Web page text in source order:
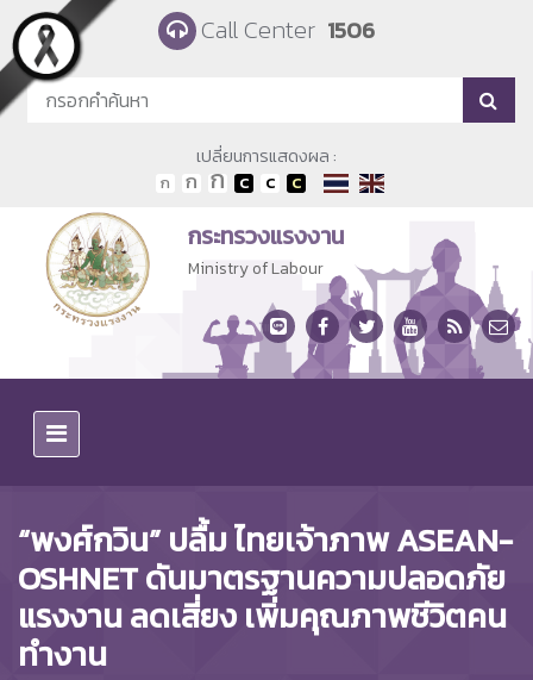
Skip to main content Call Center 1506
เปลี่ยนการแสดงผล :
กระทรวงแรงงาน
Ministry of Labour
“พงศ์กวิน” ปลื้ม ไทยเจ้าภาพ ASEAN-
OSHNET ดันมาตรฐานความปลอดภัย
แรงงาน ลดเสี่ยง เพิ่มคุณภาพชีวิตคน
ทำงาน